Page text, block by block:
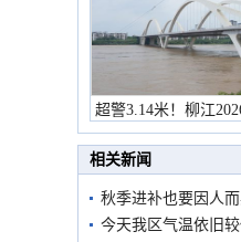
超警3.14米！柳江
市民在堤岸
相关新闻
秋季进补也要因人
今天我区气温依旧